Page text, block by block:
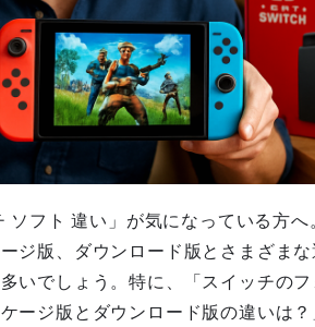
ソフト 違い」が気になっている方
ジ版、ダウンロード版とさまざま
いでしょう。特に、「スイッチの
ージ版とダウンロード版の違いは